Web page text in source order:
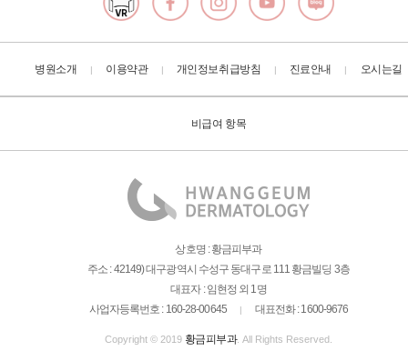
병원소개 | 이용약관 | 개인정보취급방침 | 진료안내 | 오시는길
비급여 항목
상호명 : 황금피부과
주소 : 42149) 대구광역시 수성구 동대구로 111 황금빌딩 3층
대표자 : 임현정 외 1명
사업자등록번호 : 160-28-00645
| 대표전화 : 1600-9676
Copyright © 2019 황금피부과. All Rights Reserved.